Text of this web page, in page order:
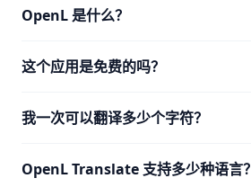
OpenL 是什么？
这个应用是免费的吗？
我一次可以翻译多少个字符？
OpenL Translate 支持多少种语言？